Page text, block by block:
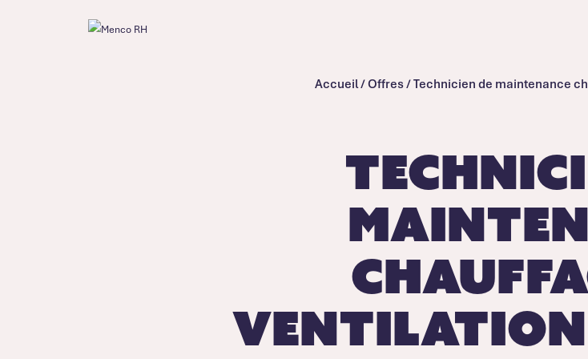
Accueil/Offres/Technicien de maintenance
ventilation